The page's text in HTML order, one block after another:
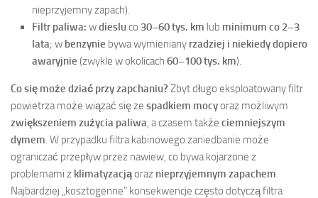
nieprzyjemny zapach).
Filtr paliwa: wdiesluco 30–60 tys. km lub minimum co 2–3
lata; w benzynie bywa wymieniany rzadziej i niekiedy dopiero
awaryjnie (zwykle w okolicach 60–100 tys. km).
Co się może dziać przy zapchaniu? Zbyt długo eksploatowany filtr
powietrza może wiązać się ze spadkiem mocyoraz możliwym
zwiększeniem zużycia paliwa , a czasem także ciemniejszym
dymem . W przypadku filtra kabinowego zaniedbanie może
ograniczać przepływ przez nawiew, co bywa kojarzone z
problemami z klimatyzacjąoraz nieprzyjemnym zapachem
Najbardziej „kosztogenne” konsekwencje często dotyczą filtra